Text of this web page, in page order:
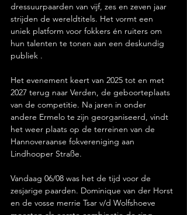
dressuurpaarden van vijf, zes en zeven jaar
strijden de wereldtitels. Het vormt een
uniek platform voor fokkers én ruiters om
hun talenten te tonen aan een deskundig
publiek .
Het evenement keert van 2025 tot en met
2027 terug naar Verden, de geboorteplaats
van de competitie. Na jaren in onder
andere Ermelo te zijn georganiseerd, vindt
het weer plaats op de terreinen van de
Hannoveraanse fokvereniging aan
Lindhooper Straße.
Vandaag 06/08 was het de tijd voor de
zesjarige paarden. Dominique van der Horst
en de vosse merrie Tsar v/d Wolfshoeve